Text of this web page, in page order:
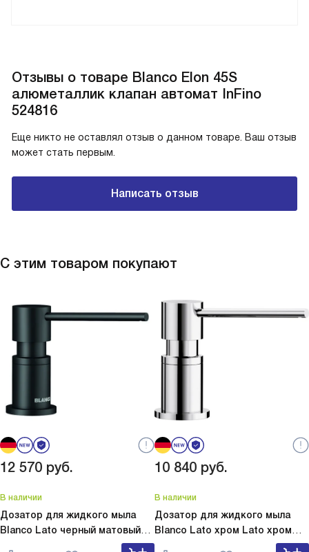
Отзывы о товаре Blanco Elon 45S
алюметаллик клапан автомат InFino
524816
Еще никто не оставлял отзыв о данном товаре. Ваш отзыв
может стать первым.
Написать отзыв
С этим товаром покупают
12 570 руб.
В наличии
Дозатор для жидкого мыла
Blanco Lato черный матовый
Lato черный матовый 525789
10 840 руб.
В наличии
Дозатор для жидкого мыла
Blanco Lato хром Lato хром